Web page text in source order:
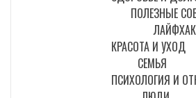
ПОЛЕЗНЫЕ
КРАСОТА И УХОД
СЕМЬЯ
ПСИХОЛОГИЯ И